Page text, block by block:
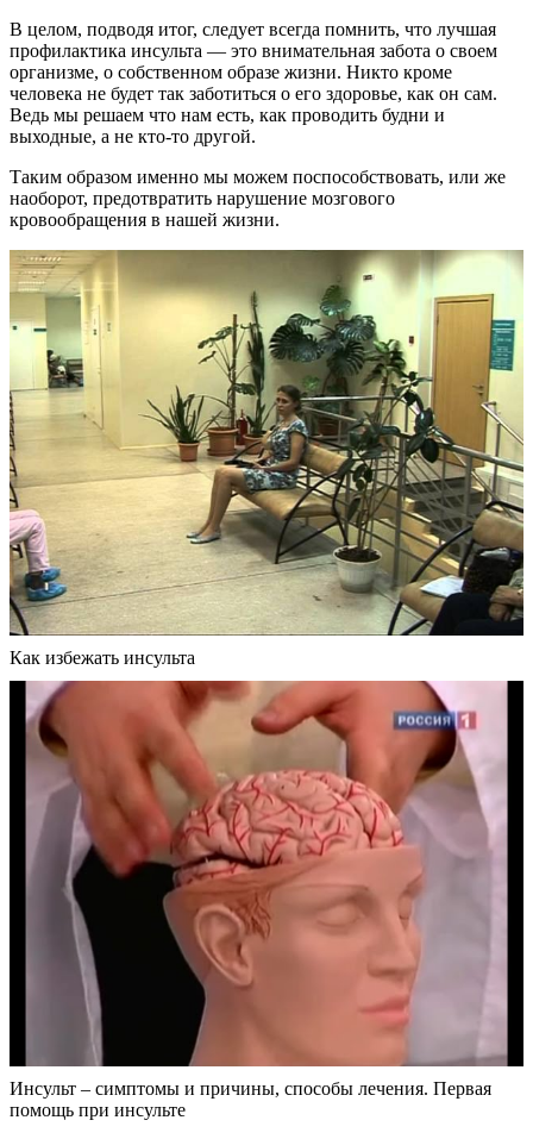
В целом, подводя итог, следует всегда помнить, что лучшая
профилактика инсульта — это внимательная забота о своем
организме, о собственном образе жизни. Никто кроме
человека не будет так заботиться о его здоровье, как он сам.
Ведь мы решаем что нам есть, как проводить будни и
выходные, а не кто-то другой.
Таким образом именно мы можем поспособствовать, или же
наоборот, предотвратить нарушение мозгового
кровообращения в нашей жизни.
Как избежать инсульта
Инсульт – симптомы и причины, способы лечения. Первая
помощь при инсульте